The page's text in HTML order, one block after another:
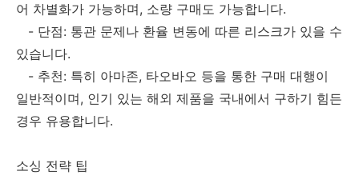
어 차별화가 가능하며, 소량 구매도 가능합니다.
- 단점: 통관 문제나 환율 변동에 따른 리스크가 있을 수
있습니다.
- 추천: 특히 아마존, 타오바오 등을 통한 구매 대행이
일반적이며, 인기 있는 해외 제품을 국내에서 구하기 힘든
경우 유용합니다.
소싱 전략 팁